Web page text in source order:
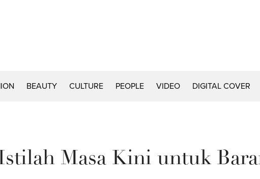
BEAUTY CULTURE PEOPLE VIDEO DIGITAL COVER
Masa Kini untuk